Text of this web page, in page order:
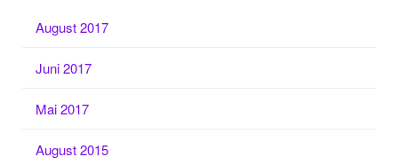
August 2017
Juni 2017
Mai 2017
August 2015